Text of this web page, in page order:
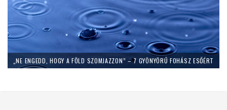
„NE ENGEDD, HOGY A FÖLD SZOMJAZZON” – 7 GYÖNYÖRŰ FOHÁSZ ESŐÉRT